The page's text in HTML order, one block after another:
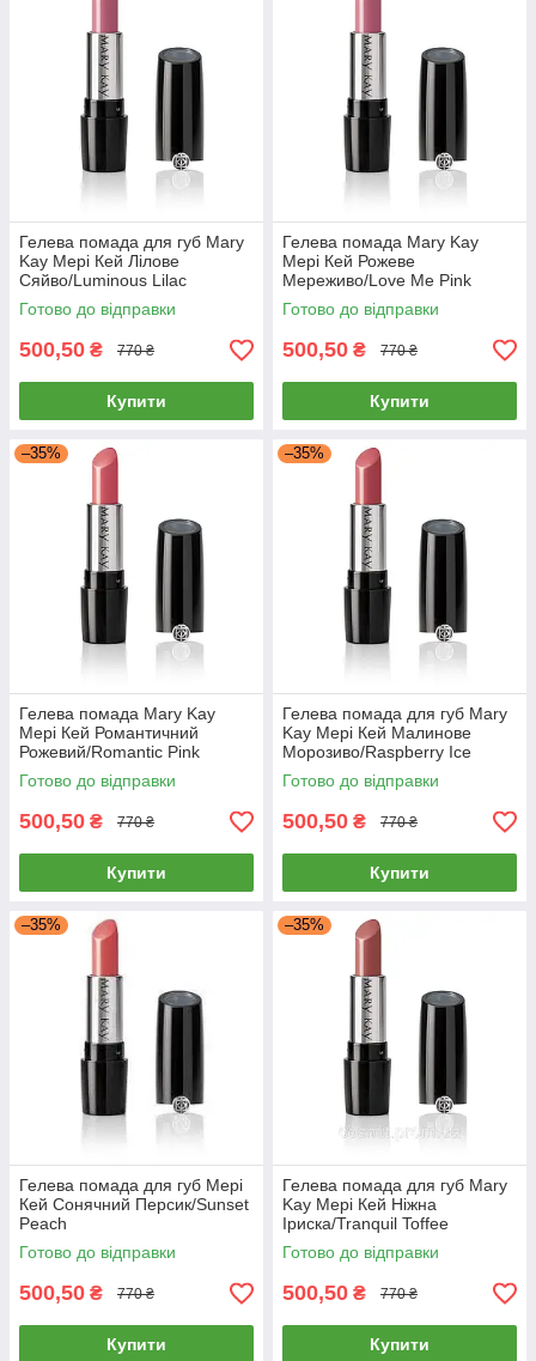
Гелева помада для губ Mary
Kay Мері Кей Лілове
Сяйво/Luminous Lilac
Готово до відправки
500,50 ₴ 770 ₴
Купити
Гелева помада Mary Kay
Мері Кей Рожеве
Мереживо/Love Me Pink
Готово до відправки
500,50 ₴ 770 ₴
Купити
–35%
Гелева помада Mary Kay
Мері Кей Романтичний
Рожевий/Romantic Pink
Готово до відправки
500,50 ₴ 770 ₴
Купити
–35%
Гелева помада для губ Mary
Kay Мері Кей Малинове
Морозиво/Raspberry Ice
Готово до відправки
500,50 ₴ 770 ₴
Купити
–35%
Гелева помада для губ Мері
Кей Сонячний Персик/Sunset
Peach
Готово до відправки
500,50 ₴ 770 ₴
Купити
–35%
Гелева помада для губ Mary
Kay Мері Кей Ніжна
Іриска/Tranquil Toffee
(Сяючий)
Готово до відправки
500,50 ₴ 770 ₴
Купити